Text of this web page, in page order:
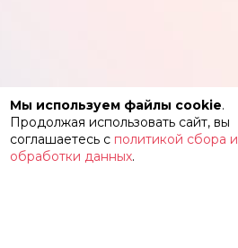
Мы используем файлы cookie.
Продолжая использовать сайт, вы
соглашаетесь с политикой сбора и
обработки данных.